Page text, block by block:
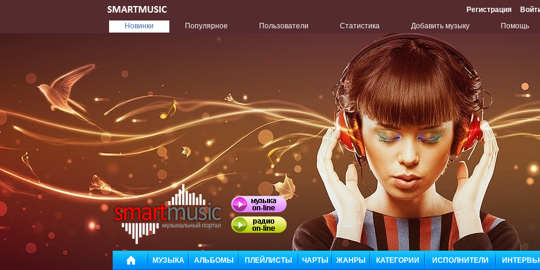
Регистрация
Новинки
Популярное Пользователи Статистика Добавить музыку Помощь
МУЗЫКА АЛЬБОМЫ ПЛЕЙЛИСТЫ ЧАРТЫ ЖАНРЫ КАТЕГОРИИ ИСПОЛНИТЕЛИ